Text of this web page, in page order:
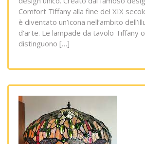
Comfort Tiffany alla fine del XIX
è diventato un’icona nell’ambito
d’arte. Le lampade da tavolo Tiffany
distinguono […]